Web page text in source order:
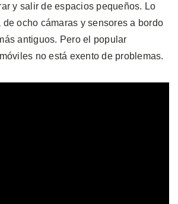
y salir de espacios pequeños. Lo
de ocho cámaras y sensores a bordo
antiguos. Pero el popular
no está exento de problemas.